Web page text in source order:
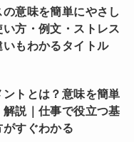
の意味を簡単にやさし
い方・例文・ストレス
いもわかるタイトル
ントとは？意味を簡単
解説｜仕事で役立つ基
すぐわかる